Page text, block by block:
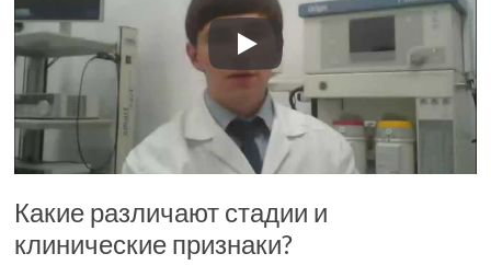
Какие различают стадии и
клинические признаки?